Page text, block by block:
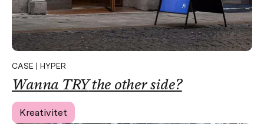
CASE | HYPER
Wanna TRYthe other side?
Kreativitet